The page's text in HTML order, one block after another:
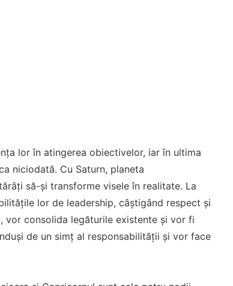
lor în atingerea obiectivelor, iar în ultima
niciodată. Cu Saturn, planeta
să-și transforme visele în realitate. La
lor de leadership, câștigând respect și
vor consolida legăturile existente și vor fi
de un simț al responsabilității și vor face